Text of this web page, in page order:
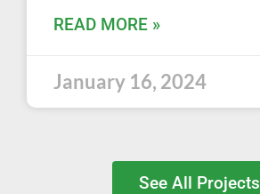
READ MORE »
January 16, 2024
See All Projects